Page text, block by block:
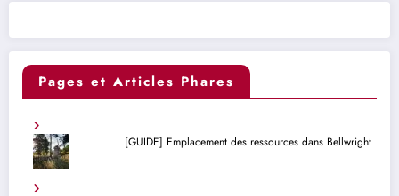
Pages et Articles Phares
[GUIDE] Emplacement des ressources dans Bellwright